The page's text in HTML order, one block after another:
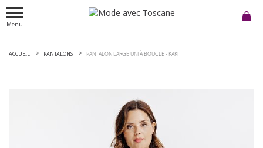
Menu
ACCUEIL PANTALONS PANTALON LARGE UNI À BOUCLE - KAKI